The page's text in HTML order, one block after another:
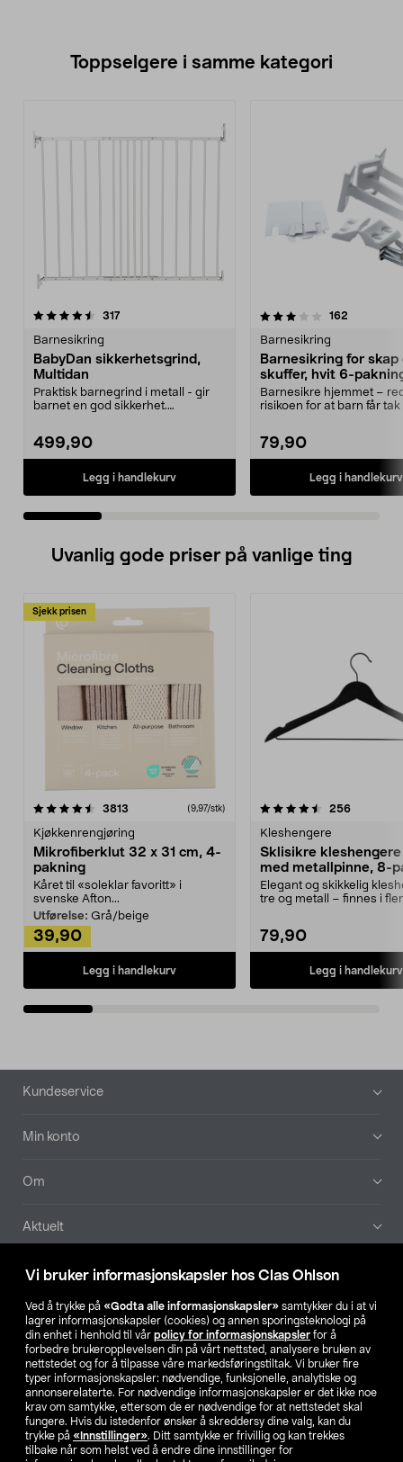
Vi bruker informasjonskapsler hos Clas Ohlson
Ved å trykke på «Godta alle informasjonskapsler» samtykker du i at vi
lagrer informasjonskapsler (cookies) og annen sporingsteknologi på
din enhet i henhold til vår policy for informasjonskapsler for å
forbedre brukeropplevelsen din på vårt nettsted, analysere bruken av
nettstedet og for å tilpasse våre markedsføringstiltak. Vi bruker fire
typer informasjonskapsler: nødvendige, funksjonelle, analytiske og
annonserelaterte. For nødvendige informasjonskapsler er det ikke noe
krav om samtykke, ettersom de er nødvendige for at nettstedet skal
fungere. Hvis du istedenfor ønsker å skreddersy dine valg, kan du
trykke på «Innstillinger». Ditt samtykke er frivillig og kan trekkes
tilbake når som helst ved å endre dine innstillinger for
Toppselgere i samme kategori
317anmeldelser
Barnesikring
BabyDan sikkerhetsgrind,
Multidan
Praktisk barnegrind i metall - gir
barnet en god sikkerhet.
499,90
Legg i handlekurv
3.5 av 5 stjerner 162
Barnesikring
Barnesikring for skap
skuffer, hvit 6-
Barnesikre hjemmet –
risikoen for at barn får tak
79,90
Legg i handlekurv
4.5 av 5 stjerner
Uvanlig gode priser på vanlige ting
Sjekk prisen
3813 anmeldelser(9,97/stk)
Kjøkkenrengjøring
Mikrofiberklut 32 x 31 cm, 4-
pakning
Kåret til «soleklar favoritt» i
svenske Afton...
Utførelse: Grå/beige
39,90
Legg i handlekurv
4.5av 5 stjerner 256
Kleshengere
Sklisikre
med metallpinne, 8-
Elegant og skikkelig
tre og metall – finnes i
79,90
Legg i handlekurv
4.5av 5 stjerner
Bunntekst
Kundeservice
Min konto
Om
Aktuelt
Våre selskaper
Finn din butikk
SE NO FI